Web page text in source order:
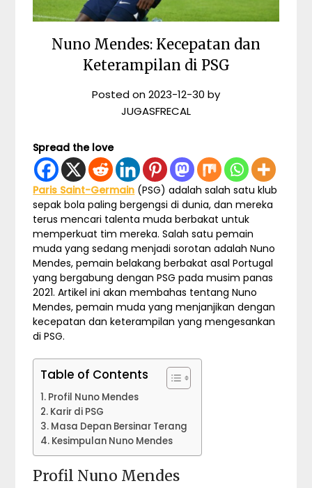
Nuno Mendes: Kecepatan dan
Keterampilan di PSG
Posted on2023-12-30 by
JUGASFRECAL
Spread the love
Paris Saint-Germain (PSG) adalah salah satu klub
sepak bola paling bergengsi di dunia, dan mereka
terus mencari talenta muda berbakat untuk
memperkuat tim mereka. Salah satu pemain
muda yang sedang menjadi sorotan adalah Nuno
Mendes, pemain belakang berbakat asal Portugal
yang bergabung dengan PSG pada musim panas
2021. Artikel ini akan membahas tentang Nuno
Mendes, pemain muda yang menjanjikan dengan
kecepatan dan keterampilan yang mengesankan
di PSG.
Table of Contents
Profil Nuno Mendes
Karir di PSG
Masa Depan Bersinar Terang
Kesimpulan Nuno Mendes
Profil Nuno Mendes